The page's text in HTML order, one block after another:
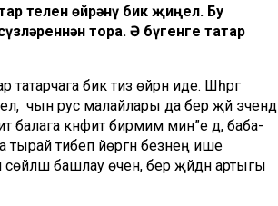
телен өйрәнү бик җиңел. Бу
тора. Ә бүгенге татар
бик тиз өйрәнә иде. Шәһәргә
ә чын рус малайлары да бер җәй эчендә
балага кәнфит бирмим мин”е дә, баба­
тибеп йөргән безнең ише
сөйләшә башлау өчен, бер җәйдән артыгы